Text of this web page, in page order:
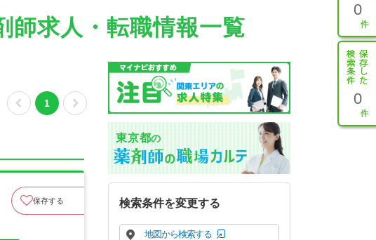
0
0
師求人・転職情報一覧
1
保存する
東京都の
検索条件を変更する
地図から検索する